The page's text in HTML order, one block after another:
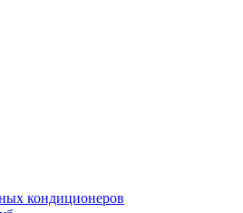
кондиционеров